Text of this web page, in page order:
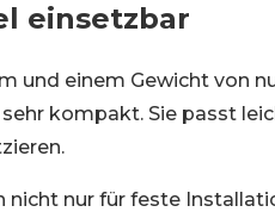
einsetzbar
und einem Gewicht von
kompakt. Sie passt
nicht nur für feste